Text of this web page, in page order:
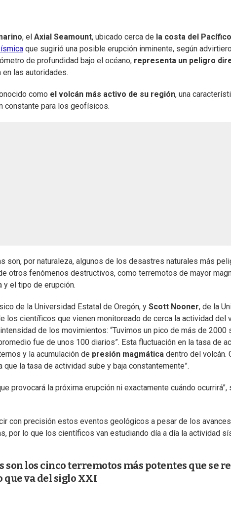
, el Axial Seamount, ubicado cerca de la costa del Pacífico
que sugirió una posible erupción inminente, según
de profundidad bajo el océano, representa un peligro
las autoridades.
como el volcán más activo de su región, una
constante para los geofísicos.
son, por naturaleza, algunos de los desastres naturales más
otros fenómenos destructivos, como terremotos de mayor
y el tipo de erupción.
de la Universidad Estatal de Oregón, y Scott Nooner, de la
los científicos que vienen monitoreado de cerca la actividad del
de los movimientos: “Tuvimos un pico de más de 2000
fue de unos 100 diarios”. Esta fluctuación en la tasa de
y la acumulación de presión magmática dentro del volcán.
que la tasa de actividad sube y baja constantemente”.
provocará la próxima erupción ni exactamente cuándo
con precisión estos eventos geológicos a pesar de los
por lo que los científicos van estudiando día a día la actividad
son los cinco terremotos más potentes que se
que va del siglo XXI